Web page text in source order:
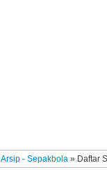
Arsip - Sepakbola » Daftar